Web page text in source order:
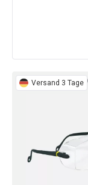
Versand 3 Tage